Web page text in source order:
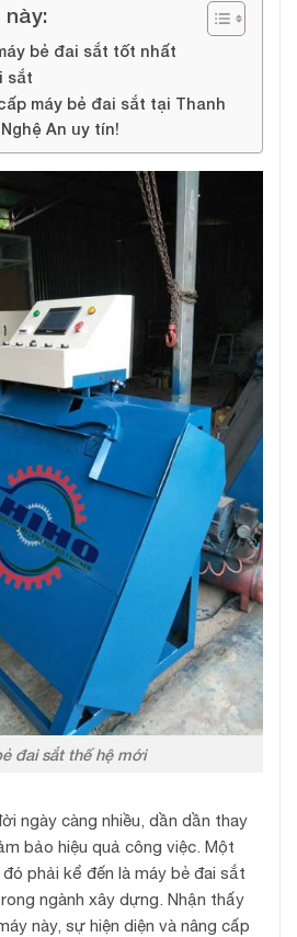
này:
bẻ đai sắt tốt nhất
sắt
máy bẻ đai sắt tại Thanh
An uy tín!
đai sắt thế hệ mới
ngày càng nhiều, dần dần thay
bảo hiệu quả công việc. Một
phải kể đến là máy bẻ đai sắt
ngành xây dựng. Nhận thấy
này, sự hiện diện và nâng cấp